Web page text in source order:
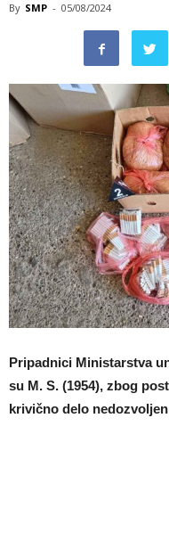
By SMP - 05/08/2024
Pripadnici Ministarstva
su M. S. (1954), zbog
krivično delo